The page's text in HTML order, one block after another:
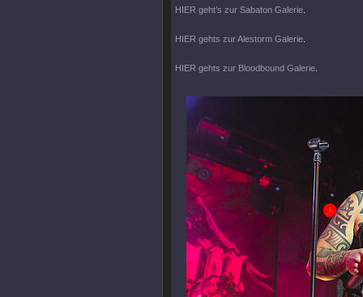
HIER geht’s zur Sabaton Galerie
HIER gehts zur Alestorm Galerie
HIER gehts zur Bloodbound Galerie